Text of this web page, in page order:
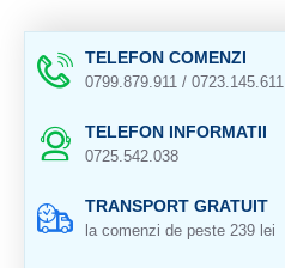
TELEFON COMENZI
0799.879.911 / 0723.145.611
TELEFON INFORMATII
0725.542.038
TRANSPORT GRATUIT
la comenzi de peste 239 lei